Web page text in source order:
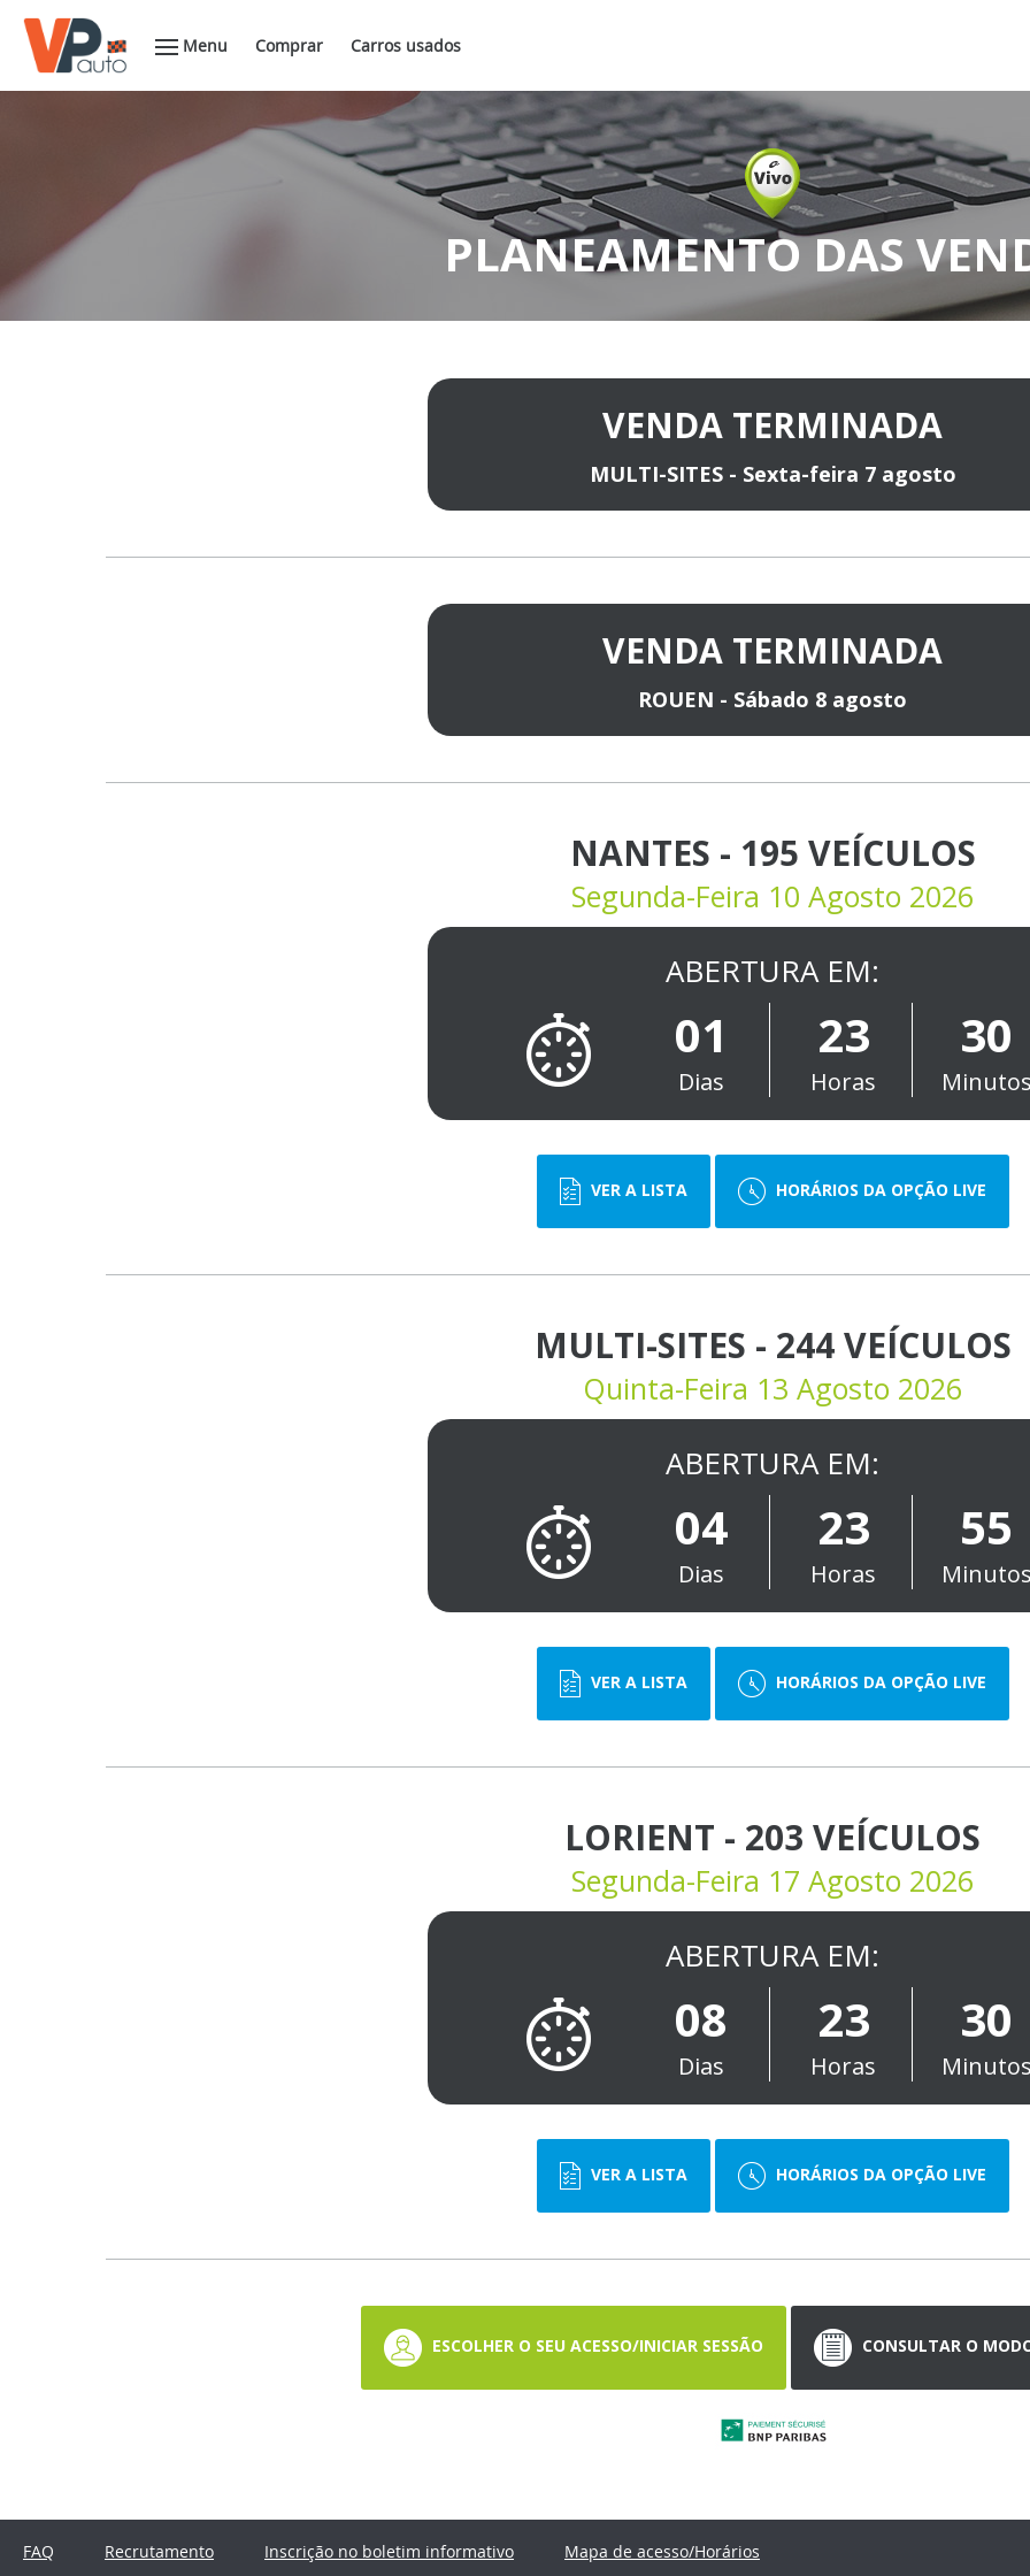
Menu Comprar Carros usados
PLANEAMENTO DAS
VENDA TERMINADA
MULTI-SITES - Sexta-feira 7 agosto
VENDA TERMINADA
ROUEN - Sábado 8 agosto
NANTES - 195 VEÍCULOS
Segunda-Feira 10 Agosto 2026
ABERTURA EM:
01
Dias
23
Horas
30
VER A LISTA HORÁRIOS DA OPÇÃO LIVE
MULTI-SITES - 244 VEÍCULOS
Quinta-Feira 13 Agosto 2026
ABERTURA EM:
04
Dias
23
Horas
55
VER A LISTA HORÁRIOS DA OPÇÃO LIVE
LORIENT - 203 VEÍCULOS
Segunda-Feira 17 Agosto 2026
ABERTURA EM:
08
Dias
23
Horas
30
VER A LISTA HORÁRIOS DA OPÇÃO LIVE
ESCOLHER O SEU ACESSO/INICIAR SESSÃO CONSULTAR O
FAQ Recrutamento Inscrição no boletim informativo Mapa de acesso/Horários